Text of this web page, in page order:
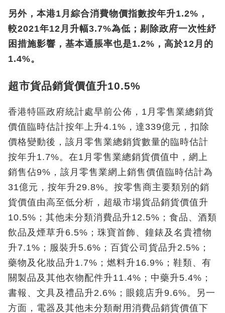
另外，本港1月綜合消費物價指數按年升1.2%，
較2021年12月升幅3.7%為低；剔除政府一次性紓
困措施影響，基本通脹率也是1.2%，高於12月的
1.4%。
超市貨品銷貨價值升10.5%
香港特區政府統計處早前公佈，1月零售業總銷貨
價值臨時估計按年上升4.1%，達339億元，扣除
價格變動後，該月零售業總銷貨數量的臨時估計
按年升1.7%。在1月零售業總銷貨價值中，網上
銷售佔9%，該月零售業網上銷售價值臨時估計為
31億元，按年升29.8%。按零售商主要類別的銷
貨價值由高至低分析，超級市場貨品銷貨價值升
10.5%；其他未分類消費品升12.5%；食品、酒類
飲品及煙草升6.5%；珠寶首飾、鐘錶及名貴禮物
升7.1%；服裝升5.6%；百貨公司貨品升2.5%；
藥物及化妝品升1.7%；燃料升16.9%；鞋類、有
關製品及其他衣物配件升11.4%；中藥升5.4%；
書報、文具及禮品升2.6%；眼鏡店升9.6%。另一
方面，電器及其他未分類耐用消費品銷貨價值下